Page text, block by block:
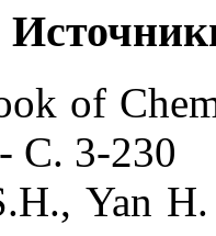
of
С. 3-230
Yan